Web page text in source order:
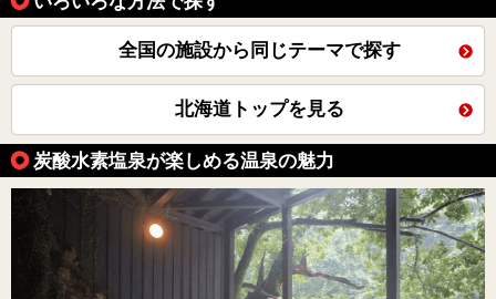
全国の施設から同じテーマで探す
北海道トップを見る
炭酸水素塩泉が楽しめる温泉の魅力